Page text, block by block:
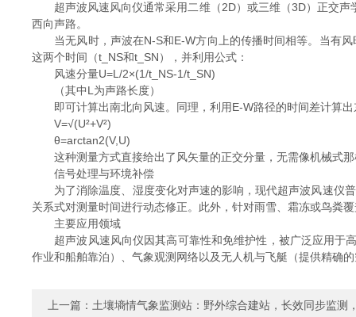
超声波风速风向仪通常采用二维（2D）或三维（3D）正交声
西向声路。
当无风时，声波在N-S和E-W方向上的传播时间相等。当有风
这两个时间（t_NS和t_SN），并利用公式：
风速分量U=L/2×(1/t_NS-1/t_SN)
（其中L为声路长度）
即可计算出南北向风速。同理，利用E-W路径的时间差计算出
V=√(U²+V²)
θ=arctan2(V,U)
这种测量方式直接给出了风矢量的正交分量，无需像机械式那
信号处理与环境补偿
为了消除温度、湿度变化对声速的影响，现代超声波风速仪普
关系式对测量时间进行动态修正。此外，针对雨雪、霜冻或鸟粪
主要应用领域
超声波风速风向仪因其高可靠性和免维护性，被广泛应用于高
作业和船舶靠泊）、气象观测网络以及无人机与飞艇（提供精确
上一篇： 土壤墒情气象监测站：野外综合建站，长效同步监测